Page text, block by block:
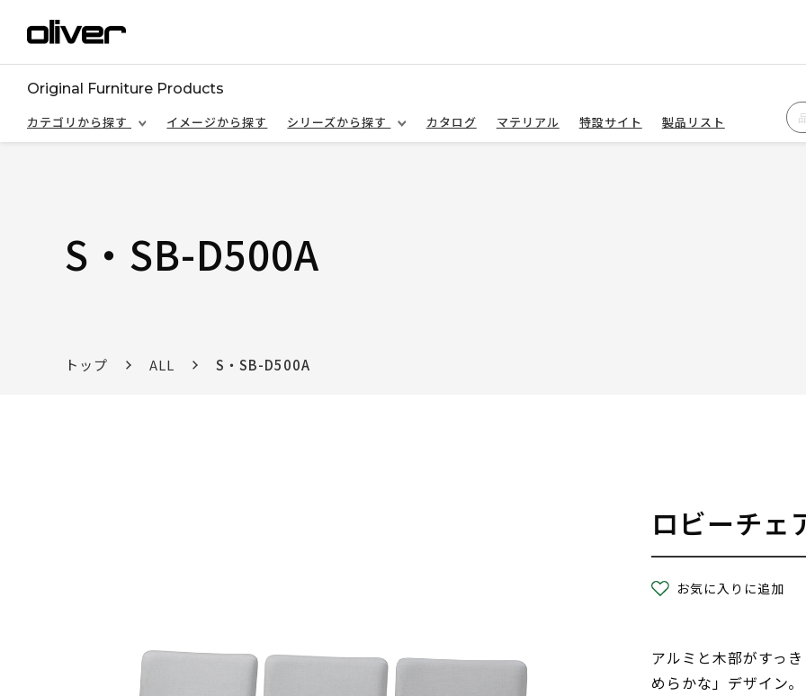
Original Furniture Products
カテゴリから探す
イメージから探す シリーズから探す カタログ マテリアル 特設サイト 製品リスト
S・SB-D500A
トップ ALL S・SB-D500A
ロビーチェ
お気に入りに追加
アルミと木部がすっ
めらかな」デザイン。